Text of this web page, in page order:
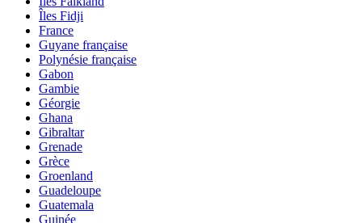
Îles Fidji
France
Guyane française
Polynésie française
Gabon
Gambie
Géorgie
Ghana
Gibraltar
Grenade
Grèce
Groenland
Guadeloupe
Guatemala
Guinée